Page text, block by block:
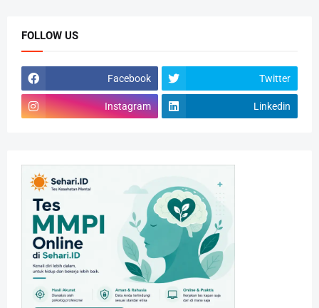
FOLLOW US
Facebook Twitter
Instagram Linkedin